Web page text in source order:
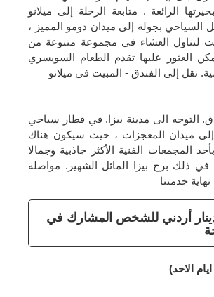
الرائعة . متابعة الرحلة إلى ميلانو
السياحي بجولة إلى ميدان دومو المميز ،
لتناول العشاء في مجموعة متنوعة من
العثور عليها تقدم الطعام السويسري
نقل إلى الفندق - المبيت في ميلانو
التوجه الى مدينة بيزا. في قطار سياحي
ميدان المعجزات ، حيث سيكون هناك
المجمعات الفنية الأكثر جاذبية وجمالا
في ذلك برج بيزا المائل الشهير. مواصلة
خدمتنا
890 دينار أردني للشخص المشارك في
الاحد)